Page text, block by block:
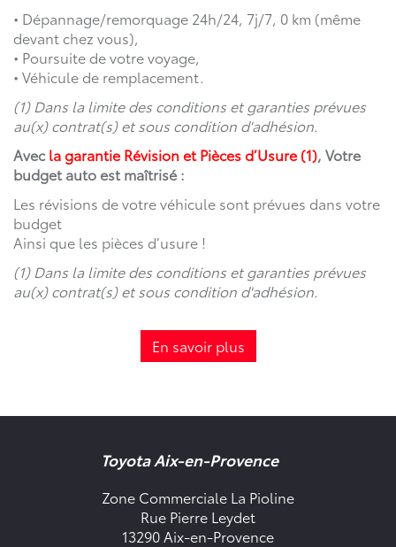
• Dépannage/remorquage 24h/24, 7j/7, 0 km (même
devant chez vous),
• Poursuite de votre voyage,
• Véhicule de remplacement.
(1) Dans la limite des conditions et garanties prévues
au(x) contrat(s) et sous condition d'adhésion.
Avecla garantie Révision et Pièces d’Usure (1), Votre
budget auto est maîtrisé :
Les révisions de votre véhicule sont prévues dans votre
budget
Ainsi que les pièces d’usure !
(1) Dans la limite des conditions et garanties prévues
au(x) contrat(s) et sous condition d'adhésion.
En savoir plus
Toyota Aix-en-Provence
Zone Commerciale La Pioline
Rue Pierre Leydet
13290 Aix-en-Provence